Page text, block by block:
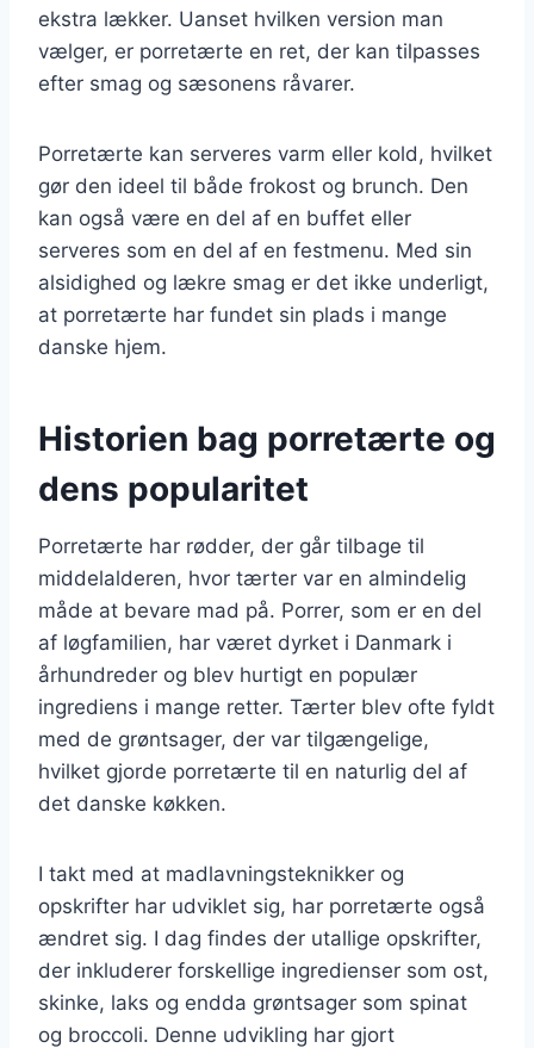
ekstra lækker. Uanset hvilken version man
vælger, er porretærte en ret, der kan tilpasses
efter smag og sæsonens råvarer.
Porretærte kan serveres varm eller kold, hvilket
gør den ideel til både frokost og brunch. Den
kan også være en del af en buffet eller
serveres som en del af en festmenu. Med sin
alsidighed og lækre smag er det ikke underligt,
at porretærte har fundet sin plads i mange
danske hjem.
Historien bag porretærte og
dens popularitet
Porretærte har rødder, der går tilbage til
middelalderen, hvor tærter var en almindelig
måde at bevare mad på. Porrer, som er en del
af løgfamilien, har været dyrket i Danmark i
århundreder og blev hurtigt en populær
ingrediens i mange retter. Tærter blev ofte fyldt
med de grøntsager, der var tilgængelige,
hvilket gjorde porretærte til en naturlig del af
det danske køkken.
I takt med at madlavningsteknikker og
opskrifter har udviklet sig, har porretærte også
ændret sig. I dag findes der utallige opskrifter,
der inkluderer forskellige ingredienser som ost,
skinke, laks og endda grøntsager som spinat
og broccoli. Denne udvikling har gjort